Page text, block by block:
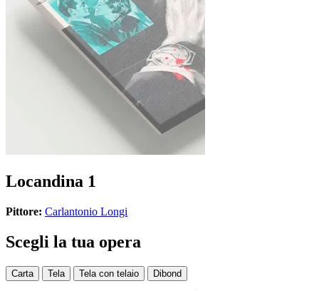
Locandina 1
Pittore: Carlantonio Longi
Scegli la tua opera
Carta Tela Tela con telaio Dibond